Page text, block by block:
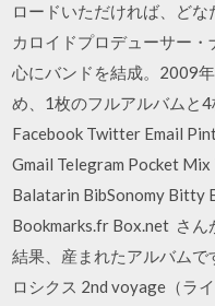
ロードいただければ、ど
カロイドプロデューサー
心にバンドを結成。2009
め、1枚のフルアルバムと4
Facebook Twitter Email
Gmail Telegram Pocket
Balatarin BibSonomy Bitty
Bookmarks.fr Box.net さ
結果、産まれたアルバムで
ロシクス 2nd voyage（ラ